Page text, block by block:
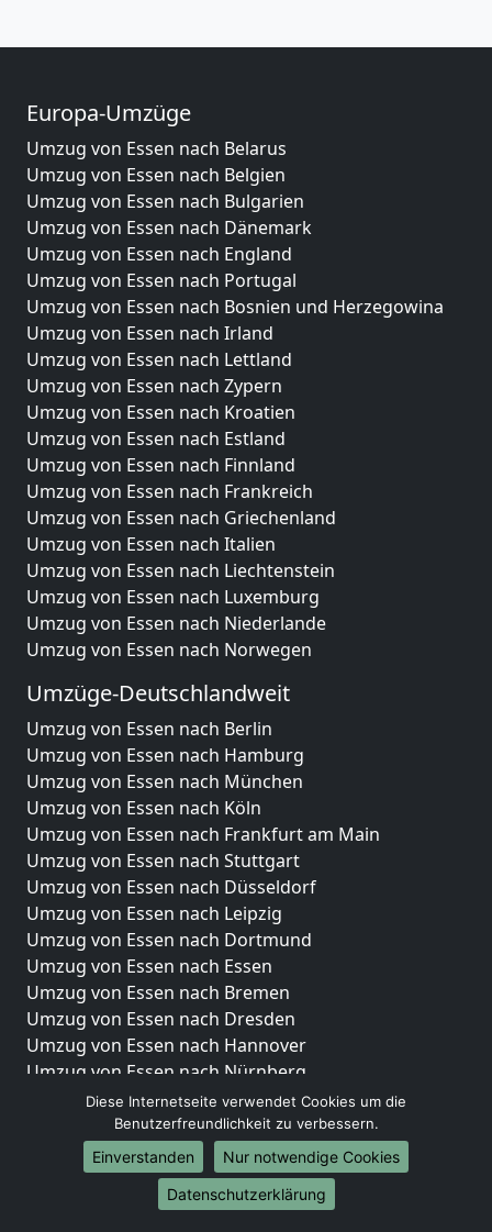
Europa-Umzüge
Umzug von Essen nach Belarus
Umzug von Essen nach Belgien
Umzug von Essen nach Bulgarien
Umzug von Essen nach Dänemark
Umzug von Essen nach England
Umzug von Essen nach Portugal
Umzug von Essen nach Bosnien und Herzegowina
Umzug von Essen nach Irland
Umzug von Essen nach Lettland
Umzug von Essen nach Zypern
Umzug von Essen nach Kroatien
Umzug von Essen nach Estland
Umzug von Essen nach Finnland
Umzug von Essen nach Frankreich
Umzug von Essen nach Griechenland
Umzug von Essen nach Italien
Umzug von Essen nach Liechtenstein
Umzug von Essen nach Luxemburg
Umzug von Essen nach Niederlande
Umzug von Essen nach Norwegen
Umzüge-Deutschlandweit
Umzug von Essen nach Berlin
Umzug von Essen nach Hamburg
Umzug von Essen nach München
Umzug von Essen nach Köln
Umzug von Essen nach Frankfurt am Main
Umzug von Essen nach Stuttgart
Umzug von Essen nach Düsseldorf
Umzug von Essen nach Leipzig
Umzug von Essen nach Dortmund
Umzug von Essen nach Essen
Umzug von Essen nach Bremen
Umzug von Essen nach Dresden
Umzug von Essen nach Hannover
Umzug von Essen nach Nürnberg
Umzug von Essen nach Duisburg
Umzug von Essen nach Bochum
Umzug von Essen nach Wuppertal
Umzug von Essen nach Bielefeld
Umzug von Essen nach Bonn
Diese Internetseite verwendet Cookies um die
Benutzerfreundlichkeit zu verbessern.
Einverstanden
Nur notwendige Cookies
Datenschutzerklärung